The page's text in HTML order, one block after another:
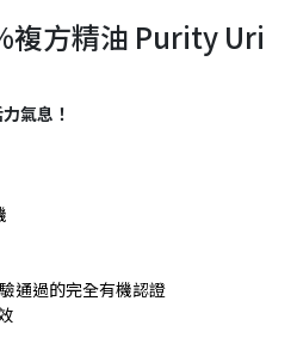
複方精油 Purity Uri
通過的完全有機認證
氣息！